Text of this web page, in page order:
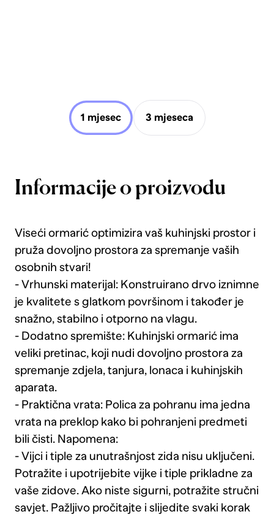
1 mjesec 3 mjeseca
Informacije o proizvodu
Viseći ormarić optimizira vaš kuhinjski prostor i
pruža dovoljno prostora za spremanje vaših
osobnih stvari!
- Vrhunski materijal: Konstruirano drvo iznimne
je kvalitete s glatkom površinom i također je
snažno, stabilno i otporno na vlagu.
- Dodatno spremište: Kuhinjski ormarić ima
veliki pretinac, koji nudi dovoljno prostora za
spremanje zdjela, tanjura, lonaca i kuhinjskih
aparata.
- Praktična vrata: Polica za pohranu ima jedna
vrata na preklop kako bi pohranjeni predmeti
bili čisti. Napomena:
- Vijci i tiple za unutrašnjost zida nisu uključeni.
Potražite i upotrijebite vijke i tiple prikladne za
vaše zidove. Ako niste sigurni, potražite stručni
savjet. Pažljivo pročitajte i slijedite svaki korak